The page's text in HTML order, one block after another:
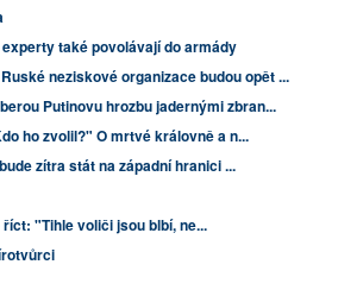
také povolávají do armády
neziskové organizace budou opět ...
Putinovu hrozbu jadernými zbran...
ho zvolil?" O mrtvé královně a n...
zítra stát na západní hranici ...
"Tihle voliči jsou blbí, ne...